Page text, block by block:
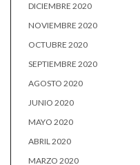
DICIEMBRE 2020
NOVIEMBRE 2020
OCTUBRE 2020
SEPTIEMBRE 2020
AGOSTO 2020
JUNIO 2020
MAYO 2020
ABRIL 2020
MARZO 2020